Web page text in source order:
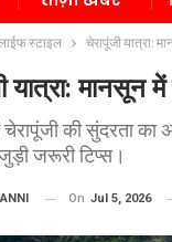
स्टाइल चेरापूंजी यात्रा:
यात्रा:
की सुंदरता
जरूरी टिप्स।
On Jul 5, 2026